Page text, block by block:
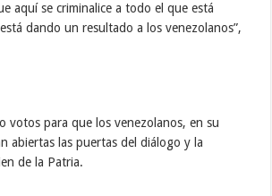
aquí se criminalice a todo el que está
dando un resultado a los venezolanos”,
votos para que los venezolanos, en su
abiertas las puertas del diálogo y la
de la Patria.